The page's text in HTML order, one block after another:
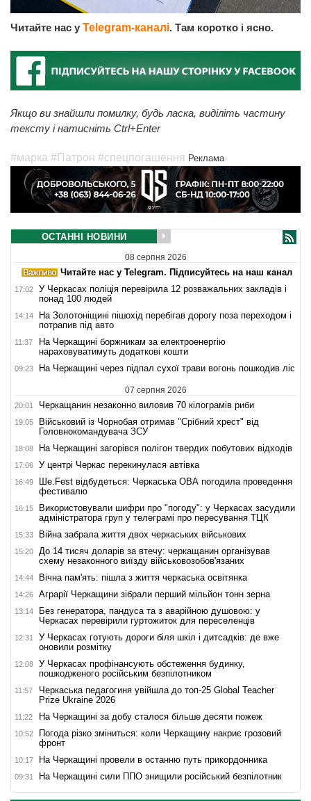
Читайте нас у Telegram-каналі. Там коротко і ясно.
Якщо ви знайшли помилку, будь ласка, виділіть частину
тексту і натисніть Ctrl+Enter
#марка #Патрон #спецпогашення Реклама
ОСТАННІ НОВИНИ
08 серпня 2026
Читайте нас у Telegram. Підписуйтесь на наш канал
17:02
У Черкасах поліція перевірила 12 розважальних закладів і
понад 100 людей
14:14
На Золотоніщині пішохід перебігав дорогу поза переходом і
потрапив під авто
11:37
На Черкащині боржникам за електроенергію
нараховуватимуть додаткові кошти
09:23 На Черкащині через підпал сухої трави вогонь пошкодив ліс
07 серпня 2026
20:01 Черкащанин незаконно виловив 70 кілограмів риби
19:05
Військовий із Чорнобая отримав "Срібний хрест" від
Головнокомандувача ЗСУ
18:08 На Черкащині загорівся полігон твердих побутових відходів
17:06 У центрі Черкас перекинулася автівка
16:49
Ше.Fest відбудеться: Черкаська ОВА погодила проведення
фестивалю
16:15
Використовували шифри про "погоду": у Черкасах засудили
адміністратора груп у телеграмі про пересування ТЦК
15:33 Війна забрала життя двох черкаських військових
15:20
До 14 тисяч доларів за втечу: черкащанин організував
схему незаконного виїзду військовозобов'язаних
14:44 Вічна пам'ять: пішла з життя черкаська освітянка
14:26 Аграрії Черкащини зібрали перший мільйон тонн зерна
13:14
Без генератора, пандуса та з аварійною душовою: у
Черкасах перевірили гуртожиток для переселенців
12:31
У Черкасах готують дороги біля шкіл і дитсадків: де вже
оновили розмітку
12:08
У Черкасах профінансують обстеження будинку,
пошкодженого російським безпілотником
11:57
Черкаська педагогиня увійшла до топ-25 Global Teacher
Prize Ukraine 2026
11:22 На Черкащині за добу сталося більше десяти пожеж
10:52
Погода різко зміниться: коли Черкащину накриє грозовий
фронт
10:17 На Черкащині провели в останню путь прикордонника
09:31 На Черкащині сили ППО знищили російський безпілотник